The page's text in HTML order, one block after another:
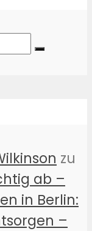
zu
ab –
in Berlin:
–